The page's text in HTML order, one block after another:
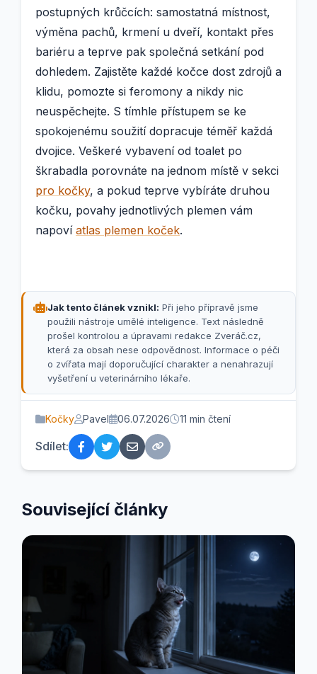
postupných krůčcích: samostatná místnost,
výměna pachů, krmení u dveří, kontakt přes
bariéru a teprve pak společná setkání pod
dohledem. Zajistěte každé kočce dost zdrojů a
klidu, pomozte si feromony a nikdy nic
neuspěchejte. S tímhle přístupem se ke
spokojenému soužití dopracuje téměř každá
dvojice. Veškeré vybavení od toalet po
škrabadla porovnáte na jednom místě v sekci
pro kočky, a pokud teprve vybíráte druhou
kočku, povahy jednotlivých plemen vám
napoví atlas plemen koček.
Jak tento článek vznikl: Při jeho přípravě jsme
použili nástroje umělé inteligence. Text následně
prošel kontrolou a úpravami redakce Zveráč.cz,
která za obsah nese odpovědnost. Informace o péči
o zvířata mají doporučující charakter a nenahrazují
vyšetření u veterinárního lékaře.
Kočky Pavel 06.07.2026 11 min čtení
Sdílet:
Související články